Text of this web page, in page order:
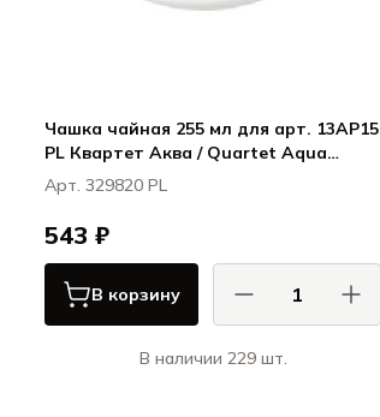
Чашка чайная 255 мл для арт. 13AP15
PL Квартет Аква / Quartet Aqua
ПИОЛИ / PIOLI
Арт. 329820 PL
543 ₽
В корзину
В наличии 229 шт.